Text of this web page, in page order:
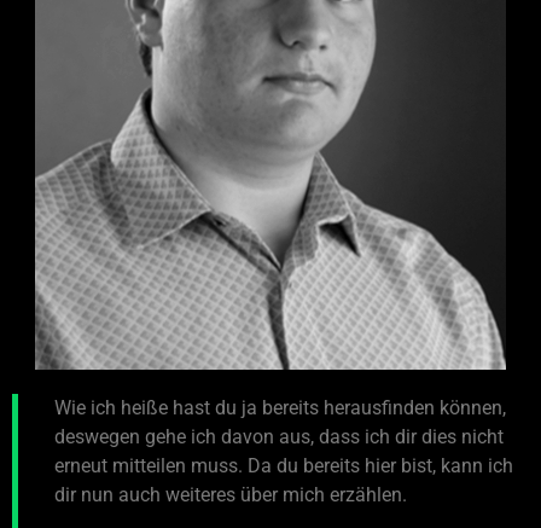
Wie ich heiße hast du ja bereits herausfinden können,
deswegen gehe ich davon aus, dass ich dir dies nicht
erneut mitteilen muss. Da du bereits hier bist, kann ich
dir nun auch weiteres über mich erzählen.